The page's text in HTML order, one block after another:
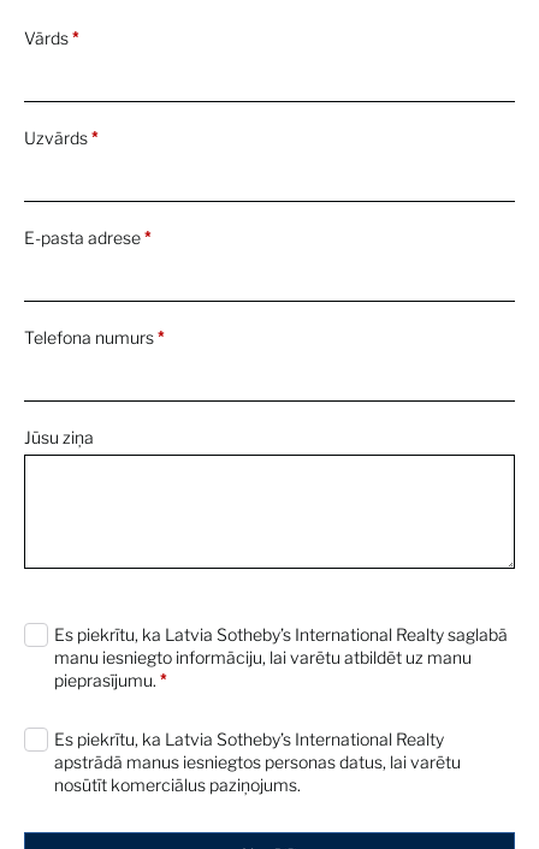
Vārds*
Uzvārds*
E-pasta adrese*
Telefona numurs*
Jūsu ziņa
Es piekrītu, ka Latvia Sotheby’s International Realty saglabā
manu iesniegto informāciju, lai varētu atbildēt uz manu
pieprasījumu. *
Es piekrītu, ka Latvia Sotheby’s International Realty
apstrādā manus iesniegtos personas datus, lai varētu
nosūtīt komerciālus paziņojums.